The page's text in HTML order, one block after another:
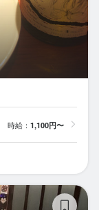
時給： 1,100円〜